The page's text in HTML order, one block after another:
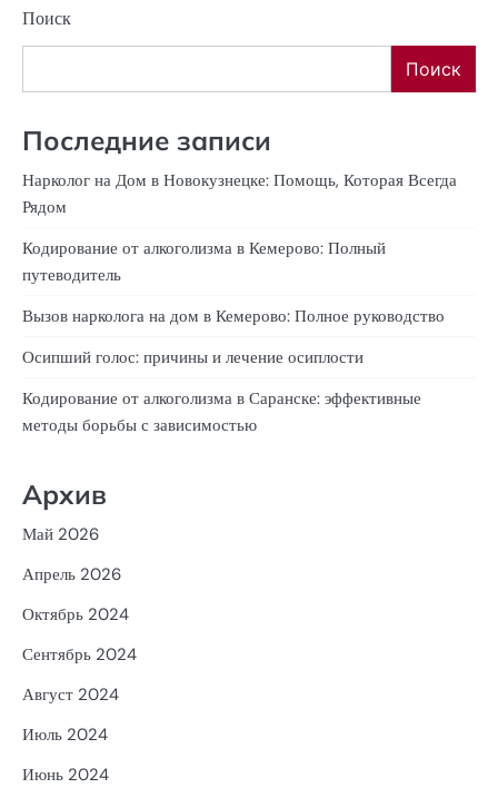
Поиск
Поиск
Последние записи
Нарколог на Дом в Новокузнецке: Помощь, Которая Всегда
Рядом
Кодирование от алкоголизма в Кемерово: Полный
путеводитель
Вызов нарколога на дом в Кемерово: Полное руководство
Осипший голос: причины и лечение осиплости
Кодирование от алкоголизма в Саранске: эффективные
методы борьбы с зависимостью
Архив
Май 2026
Апрель 2026
Октябрь 2024
Сентябрь 2024
Август 2024
Июль 2024
Июнь 2024